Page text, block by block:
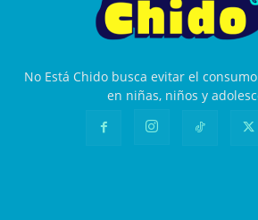
No Está Chido busca evitar el
en niñas, niños y